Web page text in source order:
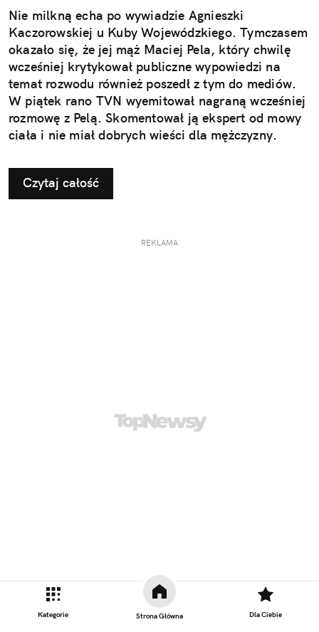
Kategorie Strona Główna Dla Ciebie
Nie milkną echa po wywiadzie Agnieszki
Kaczorowskiej u Kuby Wojewódzkiego. Tymczasem
okazało się, że jej mąż Maciej Pela, który chwilę
wcześniej krytykował publiczne wypowiedzi na
temat rozwodu również poszedł z tym do mediów.
W piątek rano TVN wyemitował nagraną wcześniej
rozmowę z Pelą. Skomentował ją ekspert od mowy
ciała i nie miał dobrych wieści dla mężczyzny.
Czytaj całość
REKLAMA